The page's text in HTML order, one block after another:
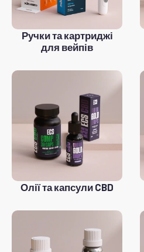
Ручки та картриджі
для вейпів
Олії та капсули CBD